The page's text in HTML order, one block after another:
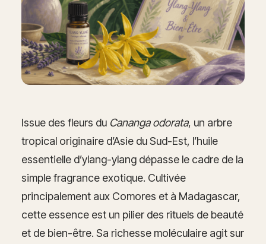
Issue des fleurs du Cananga odorata, un arbre
tropical originaire d’Asie du Sud-Est, l’huile
essentielle d’ylang-ylang dépasse le cadre de la
simple fragrance exotique. Cultivée
principalement aux Comores et à Madagascar,
cette essence est un pilier des rituels de beauté
et de bien-être. Sa richesse moléculaire agit sur